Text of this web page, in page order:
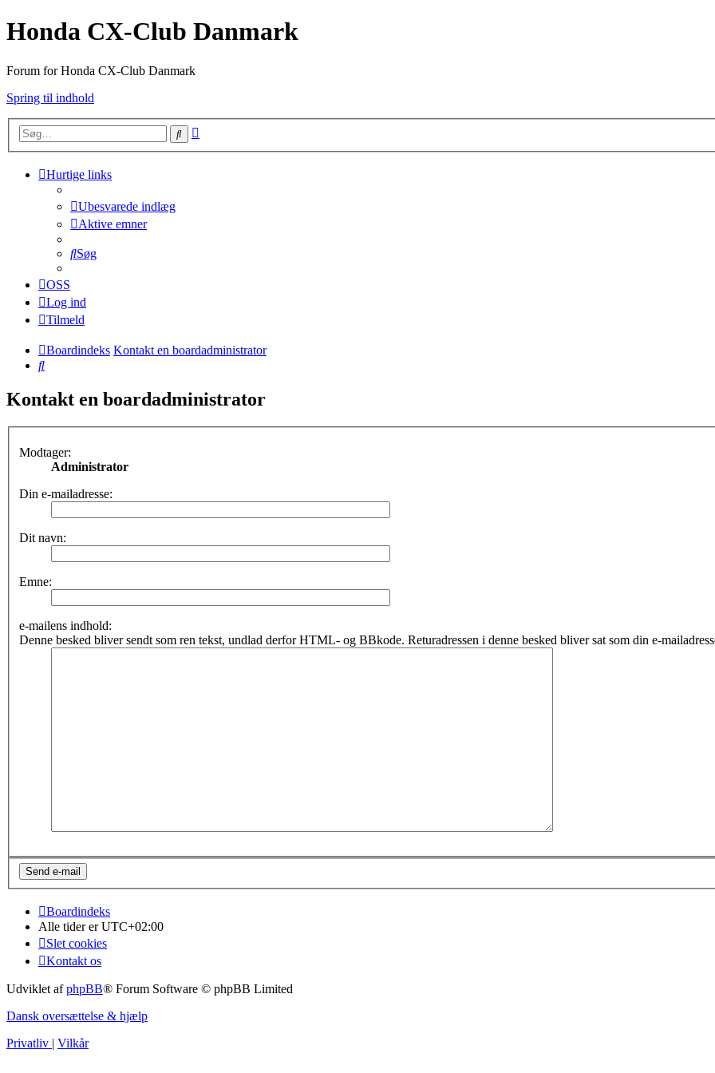
Honda CX-Club Danmark
Forum for Honda CX-Club Danmark
Spring til indhold
Søg
Hurtige links
Ubesvarede indlæg
Aktive emner
Søg
OSS
Log ind
Tilmeld
Boardindeks Kontakt en boardadministrator
Søg
Kontakt en boardadministrator
Modtager:
Administrator
Din e-mailadresse:
Dit navn:
Emne:
e-mailens indhold:
Denne besked bliver sendt som ren tekst, undlad derfor HTML- og BBkode. Returadressen i denne besked bliver sat som din e-
Boardindeks
Alle tider erUTC+02:00
Slet cookies
Kontakt os
Udviklet afphpBB® Forum Software © phpBB Limited
Dansk oversættelse & hjælp
Privatliv
Vilkår